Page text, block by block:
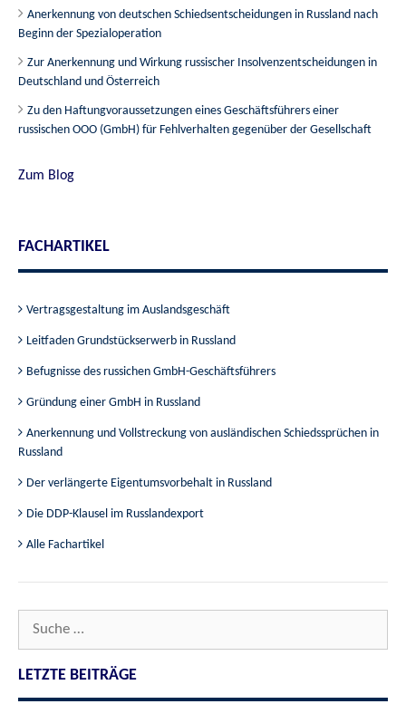
Anerkennung von deutschen Schiedsentscheidungen in Russland nach
Beginn der Spezialoperation
Zur Anerkennung und Wirkung russischer Insolvenzentscheidungen in
Deutschland und Österreich
Zu den Haftungvoraussetzungen eines Geschäftsführers einer
russischen OOO (GmbH) für Fehlverhalten gegenüber der Gesellschaft
Zum Blog
FACHARTIKEL
Vertragsgestaltung im Auslandsgeschäft
Leitfaden Grundstückserwerb in Russland
Befugnisse des russichen GmbH-Geschäftsführers
Gründung einer GmbH in Russland
Anerkennung und Vollstreckung von ausländischen Schiedssprüchen in
Russland
Der verlängerte Eigentumsvorbehalt in Russland
Die DDP-Klausel im Russlandexport
Alle Fachartikel
nach:
LETZTE BEITRÄGE